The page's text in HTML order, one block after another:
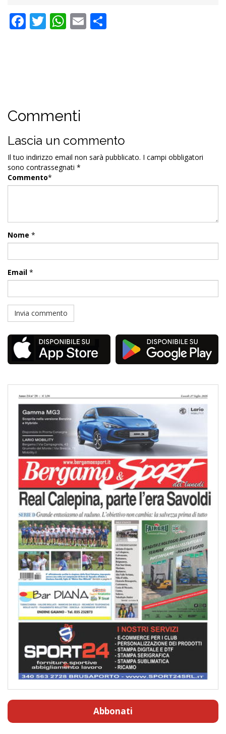
Facebook
Twitter
WhatsApp
Email
Commenti
Lascia un commento
Il tuo indirizzo email non sarà pubblicato. I campi obbligatori
sono contrassegnati *
Commento*
Nome *
Email *
Abbonati